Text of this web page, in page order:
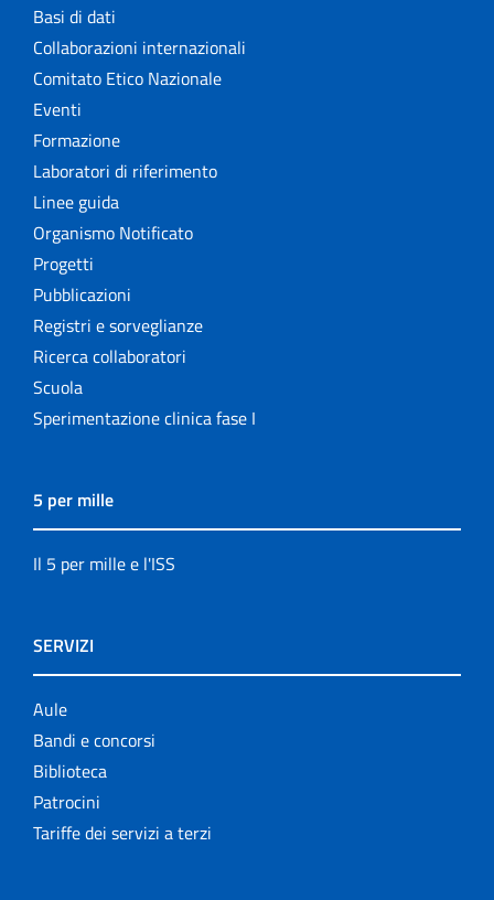
Basi di dati
Collaborazioni internazionali
Comitato Etico Nazionale
Eventi
Formazione
Laboratori di riferimento
Linee guida
Organismo Notificato
Progetti
Pubblicazioni
Registri e sorveglianze
Ricerca collaboratori
Scuola
Sperimentazione clinica fase I
5 per mille
Il 5 per mille e l'ISS
SERVIZI
Aule
Bandi e concorsi
Biblioteca
Patrocini
Tariffe dei servizi a terzi